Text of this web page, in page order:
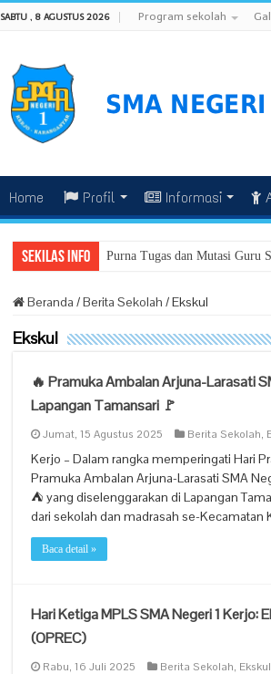
SABTU , 8 AGUSTUS 2026 Program sekolah
Home Profil Informasi
Sekilas Info Purna Tugas dan Mutasi Guru
Beranda /Berita Sekolah /Ekskul
Ekskul
🔥 Pramuka Ambalan Arjuna-Larasati
Lapangan Tamansari 🚩
Jumat, 15 Agustus 2025 Berita Sekolah,
Kerjo – Dalam rangka memperingati Hari
Pramuka Ambalan Arjuna-Larasati SMA
⛺ yang diselenggarakan di Lapangan
dari sekolah dan madrasah se-Kecamatan
Baca detail »
Hari Ketiga MPLS SMA Negeri 1 Kerjo:
(OPREC)
Rabu, 16 Juli 2025 Berita Sekolah, Ekskul